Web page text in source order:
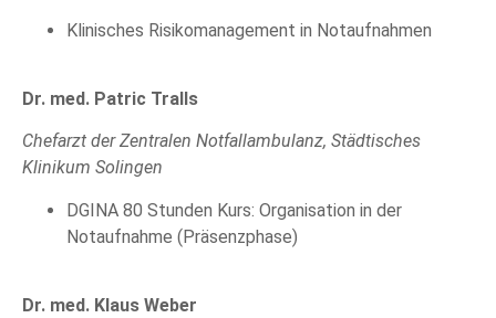
Klinisches Risikomanagement in Notaufnahmen
Dr. med. Patric Tralls
Chefarzt der Zentralen Notfallambulanz, Städtisches
Klinikum Solingen
DGINA 80 Stunden Kurs: Organisation in der
Notaufnahme (Präsenzphase)
Dr. med. Klaus Weber